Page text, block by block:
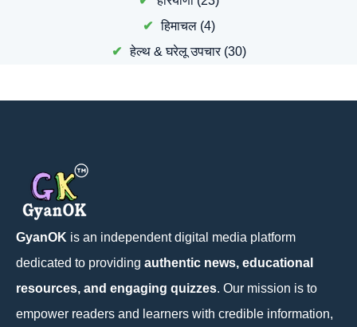
हिमाचल (4)
हेल्थ & घरेलू उपचार(30)
GyanOK is an independent digital media platform
dedicated to providing authentic news, educational
resources, and engaging quizzes. Our mission is to
empower readers and learners with credible information,